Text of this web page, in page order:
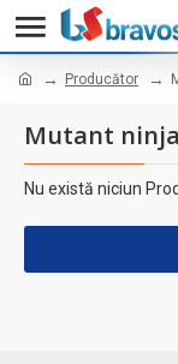
Producător
Mutant ninja
Nu există niciun